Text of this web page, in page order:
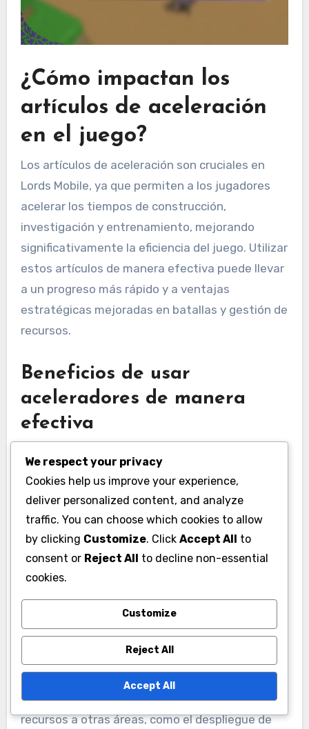
¿Cómo impactan los
artículos de aceleración
en el juego?
Los artículos de aceleración son cruciales en
Lords Mobile, ya que permiten a los jugadores
acelerar los tiempos de construcción,
investigación y entrenamiento, mejorando
significativamente la eficiencia del juego. Utilizar
estos artículos de manera efectiva puede llevar
a un progreso más rápido y a ventajas
estratégicas mejoradas en batallas y gestión de
recursos.
Beneficios de usar
aceleradores de manera
efectiva
mejorar enormemente tu experiencia de juego.
momentos críticos, como cuando un nuevo
edificio está a punto de completarse o cuando
se están entrenando tropas para una batalla
inminente, puede proporcionar una ventaja
El uso efectivo de aceleradores también puede
ayudar en la gestión de recursos. Al reducir el
tiempo de espera para mejoras o
entrenamientos, los jugadores pueden asignar
recursos a otras áreas, como el despliegue de
We respect your privacy
Cookies help us improve your experience,
deliver personalized content, and analyze
traffic. You can choose which cookies to allow
by clicking Customize. Click Accept All to
consent or Reject All to decline non-essential
cookies.
Customize
Reject All
Accept All